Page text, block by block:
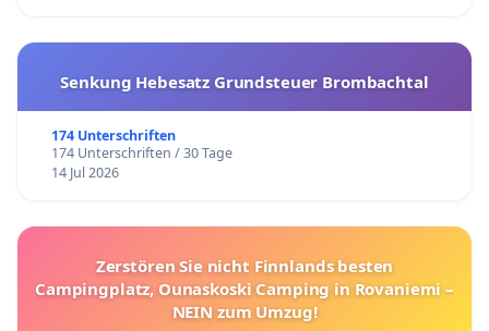
Senkung Hebesatz Grundsteuer Brombachtal
174 Unterschriften
174 Unterschriften / 30 Tage
14 Jul 2026
Zerstören Sie nicht Finnlands besten
Campingplatz, Ounaskoski Camping in Rovaniemi –
NEIN zum Umzug!